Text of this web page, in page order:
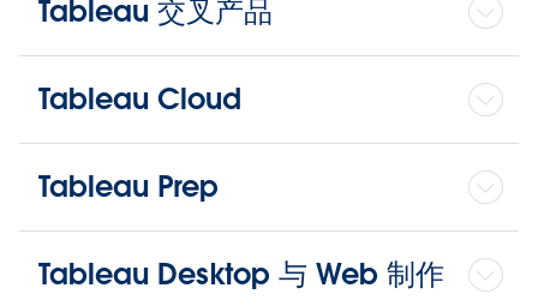
Tableau 交叉产品
Tableau Cloud
Tableau Prep
Tableau Desktop 与 Web 制作